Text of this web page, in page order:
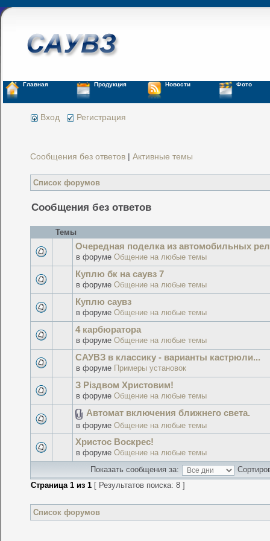
Главная Продукция Новости Фото
Вход Регистрация
Сообщения без ответов |Активные темы
Список форумов
Сообщения без ответов
Темы
Очередная поделка из автомобильных
в форумеОбщение на любые темы
Куплю бк на саувз 7
в форумеОбщение на любые темы
Куплю саувз
в форумеОбщение на любые темы
4 карбюратора
в форумеОбщение на любые темы
САУВЗ в классику - варианты кастрюли...
в форуме Примеры установок
З Різдвом Христовим!
в форумеОбщение на любые темы
Автомат включения ближнего света.
в форумеОбщение на любые темы
Христос Воскрес!
в форумеОбщение на любые темы
Показать сообщения за:
Страница1 из1 [ Результатов поиска: 8 ]
Список форумов